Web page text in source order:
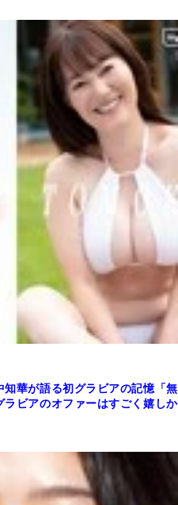
華が語る初グラビアの記憶「無
ビアのオファーはすごく嬉しか